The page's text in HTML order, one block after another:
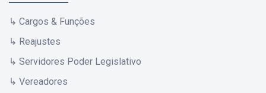
↳ Cargos & Funções
↳ Reajustes
↳ Servidores Poder Legislativo
↳ Vereadores